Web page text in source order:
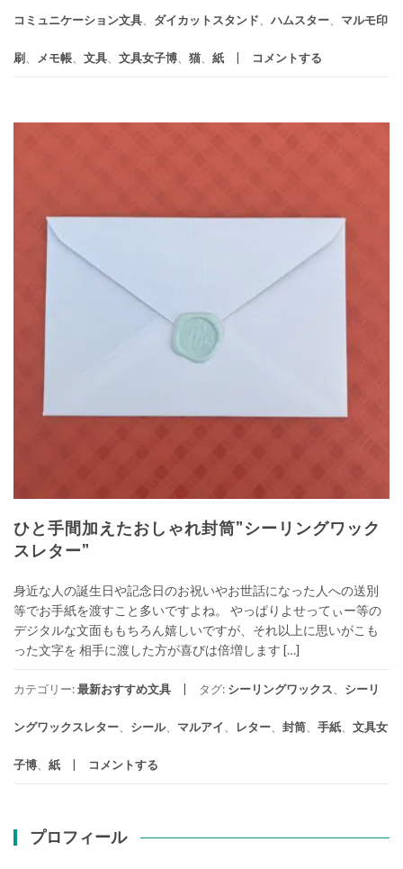
コミュニケーション文具、 ダイカットスタンド、 ハムスター、 マルモ印
刷、 メモ帳、 文具、 文具女子博、 猫、 紙 コメントする
ひと手間加えたおしゃれ封筒”シーリングワック
スレター”
身近な人の誕生日や記念日のお祝いやお世話になった人への送別
等でお手紙を渡すこと多いですよね。 やっぱりよせってぃー等の
デジタルな文面ももちろん嬉しいですが、それ以上に思いがこも
った文字を 相手に渡した方が喜びは倍増します […]
カテゴリー:最新おすすめ文具 タグ: シーリングワックス、 シーリ
ングワックスレター、 シール、 マルアイ、 レター、 封筒、 手紙、 文具女
子博、 紙 コメントする
プロフィール